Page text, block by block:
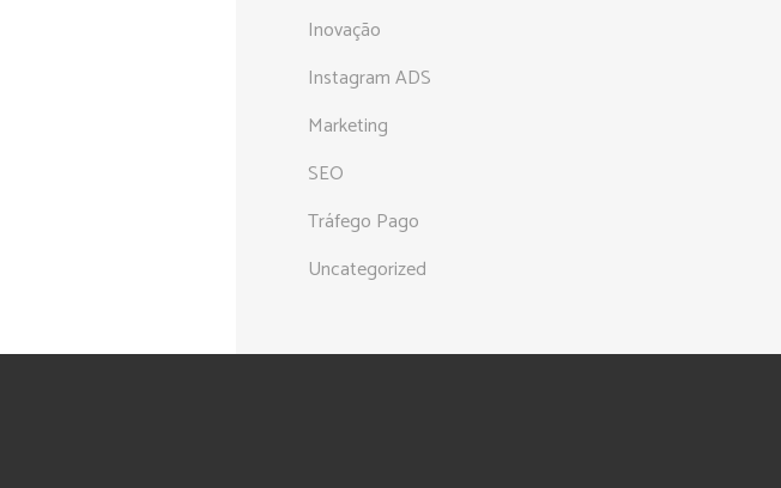
Inovação
Instagram ADS
Marketing
SEO
Tráfego Pago
Uncategorized